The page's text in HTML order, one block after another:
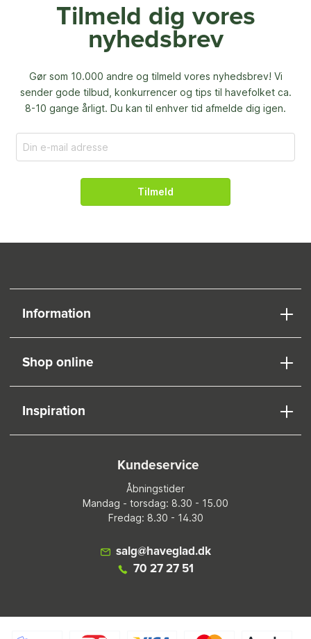
Tilmeld dig vores
nyhedsbrev
Gør som 10.000 andre og tilmeld vores nyhedsbrev! Vi
sender gode tilbud, konkurrencer og tips til havefolket ca.
8-10 gange årligt. Du kan til enhver tid afmelde dig igen.
Tilmeld
Information
Shop online
Inspiration
Kundeservice
Åbningstider
Mandag - torsdag: 8.30 - 15.00
Fredag: 8.30 - 14.30
salg@haveglad.dk
70 27 27 51